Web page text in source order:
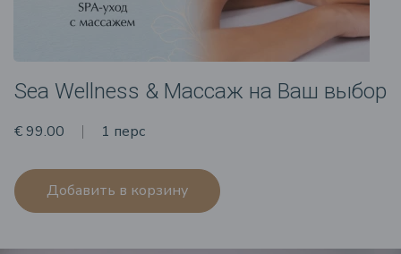
Sea Wellness & Массаж на Ваш выбор
€ 99.00 1 перс
Добавить в корзину